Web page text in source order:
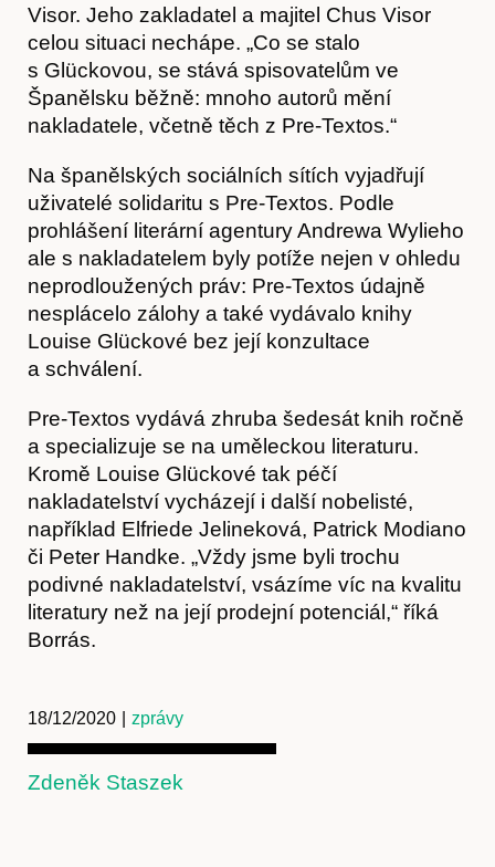
Obchod
Kontakt
Visor. Jeho zakladatel a majitel Chus Visor
celou situaci nechápe. „Co se stalo
s Glückovou, se stává spisovatelům ve
Španělsku běžně: mnoho autorů mění
nakladatele, včetně těch z Pre-Textos.“
Na španělských sociálních sítích vyjadřují
uživatelé solidaritu s Pre-Textos. Podle
prohlášení literární agentury Andrewa Wylieho
ale s nakladatelem byly potíže nejen v ohledu
neprodloužených práv: Pre-Textos údajně
nesplácelo zálohy a také vydávalo knihy
Louise Glückové bez její konzultace
a schválení.
Pre-Textos vydává zhruba šedesát knih ročně
a specializuje se na uměleckou literaturu.
Kromě Louise Glückové tak péčí
nakladatelství vycházejí i další nobelisté,
například Elfriede Jelineková, Patrick Modiano
či Peter Handke. „Vždy jsme byli trochu
podivné nakladatelství, vsázíme víc na kvalitu
literatury než na její prodejní potenciál,“ říká
Borrás.
18/12/2020 zprávy
Zdeněk Staszek